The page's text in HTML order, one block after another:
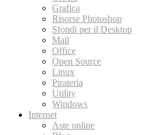
Grafica
Risorse Photoshop
Sfondi per il Desktop
Mail
Office
Open Source
Linux
Pirateria
Utility
Windows
Internet
Aste online